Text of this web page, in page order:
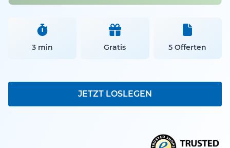
3 min Gratis 5 Offerten
JETZT LOSLEGEN